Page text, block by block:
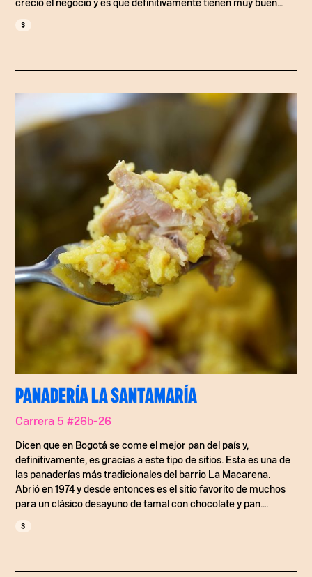
creció el negocio y es que definitivamente tienen muy buen
$
PANADERÍA LA SANTAMARÍA
Carrera 5 #26b-26
Dicen que en Bogotá se come el mejor pan del país y,
definitivamente, es gracias a este tipo de sitios. Esta es una de
las panaderías más tradicionales del barrio La Macarena.
Abrió en 1974 y desde entonces es el sitio favorito de muchos
para un clásico desayuno de tamal con chocolate y pan.
$